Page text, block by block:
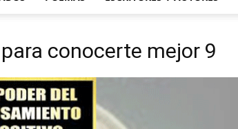
conocerte mejor 9